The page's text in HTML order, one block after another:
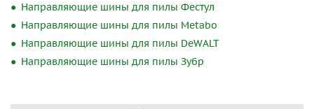
Направляющие шины для пилы Фестул
Направляющие шины для пилы Metabo
Направляющие шины для пилы DeWALT
Направляющие шины для пилы Зубр